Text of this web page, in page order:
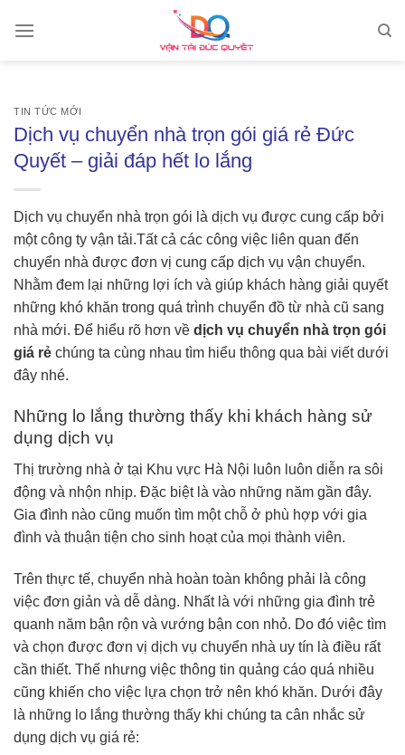
TIN TỨC MỚI
Dịch vụ chuyển nhà trọn gói giá rẻ Đức
Quyết – giải đáp hết lo lắng
Dịch vụ chuyển nhà trọn gói là dịch vụ được cung cấp bởi
một công ty vận tải.Tất cả các công việc liên quan đến
chuyển nhà được đơn vị cung cấp dịch vụ vận chuyển.
Nhằm đem lại những lợi ích và giúp khách hàng giải quyết
những khó khăn trong quá trình chuyển đồ từ nhà cũ sang
nhà mới. Để hiểu rõ hơn về dịch vụ chuyển nhà trọn gói
giá rẻ chúng ta cùng nhau tìm hiểu thông qua bài viết dưới
đây nhé.
Những lo lắng thường thấy khi khách hàng sử
dụng dịch vụ
Thị trường nhà ở tại Khu vực Hà Nội luôn luôn diễn ra sôi
động và nhộn nhịp. Đặc biệt là vào những năm gần đây.
Gia đình nào cũng muốn tìm một chỗ ở phù hợp với gia
đình và thuận tiện cho sinh hoạt của mọi thành viên.
Trên thực tế, chuyển nhà hoàn toàn không phải là công
việc đơn giản và dễ dàng. Nhất là với những gia đình trẻ
quanh năm bận rộn và vướng bận con nhỏ. Do đó việc tìm
và chọn được đơn vị dịch vụ chuyển nhà uy tín là điều rất
cần thiết. Thế nhưng việc thông tin quảng cáo quá nhiều
cũng khiến cho việc lựa chọn trở nên khó khăn. Dưới đây
là những lo lắng thường thấy khi chúng ta cân nhắc sử
dụng dịch vụ giá rẻ: